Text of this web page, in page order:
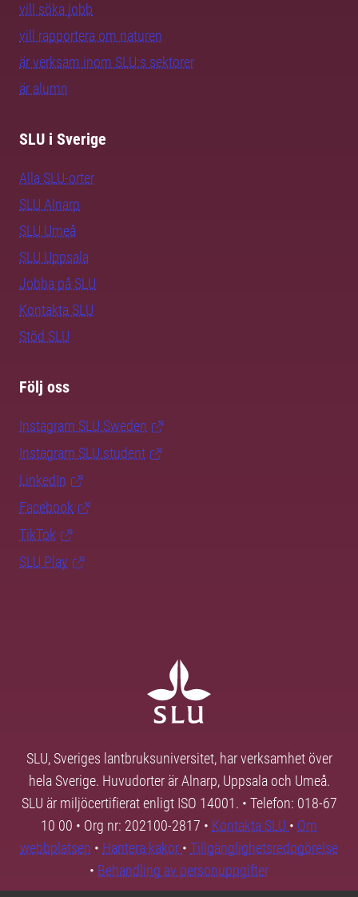
vill söka jobb
vill rapportera om naturen
är verksam inom SLU:s sektorer
är alumn
SLU i Sverige
Alla SLU-orter
SLU Alnarp
SLU Umeå
SLU Uppsala
Jobba på SLU
Kontakta SLU
Stöd SLU
Följ oss
Instagram SLU.Sweden
Instagram SLU.student
LinkedIn
Facebook
TikTok
SLU Play
SLU, Sveriges lantbruksuniversitet, har verksamhet över
hela Sverige. Huvudorter är Alnarp, Uppsala och Umeå.
SLU är miljöcertifierat enligt ISO 14001. • Telefon: 018-67
10 00 • Org nr: 202100-2817 • Kontakta SLU • Om
webbplatsen • Hantera kakor • Tillgänglighetsredogörelse
• Behandling av personuppgifter